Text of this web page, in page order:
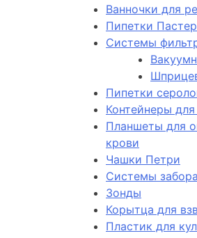
Ванночки для
Пипетки
Системы
Пипетки
Контейнеры
Планшеты для
крови
Чашки Петри
Системы
Зонды
Корытца для
Пластик для